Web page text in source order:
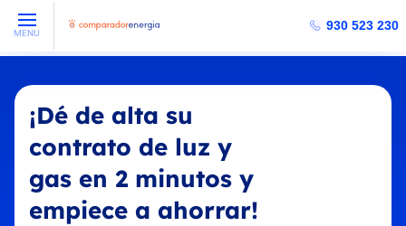
MENU 930 523 230
¡Dé de alta su
contrato de luz y
gas en 2 minutos y
empiece a ahorrar!